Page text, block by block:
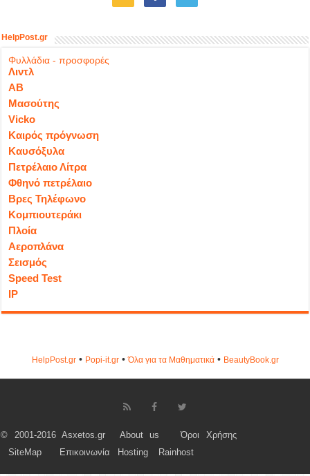
HelpPost.gr
Φυλλάδια - προσφορές
Λιντλ
ΑΒ
Μασούτης
Vicko
Καιρός πρόγνωση
Καυσόξυλα
Πετρέλαιο Λίτρα
Φθηνό πετρέλαιο
Βρες Τηλέφωνο
Κομπιουτεράκι
Πλοία
Αεροπλάνα
Σεισμός
Speed Test
IP
HelpPost.gr• Popi-it.gr•Όλα για τα Μαθηματικά• ΒeautyΒook.gr
© 2001-2016 Asxetos.gr About us
Όροι Χρήσης
SiteMap
Επικοινωνία Hosting Rainhost